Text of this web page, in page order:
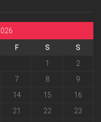
F S
S
1
2
7 8
9
14 15
16
21 22
23